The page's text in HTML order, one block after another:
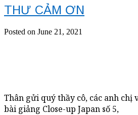
THƯ CẢM ƠN
Posted on June 21, 2021
Thân gửi quý thầy cô, các anh chị
bài giảng Close-up Japan số 5,